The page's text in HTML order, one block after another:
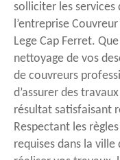
solliciter les services
l’entreprise
Lege Cap Ferret.
nettoyage de vos
de couvreurs
d’assurer des
résultat satisfaisant
Respectant les
requises dans la ville